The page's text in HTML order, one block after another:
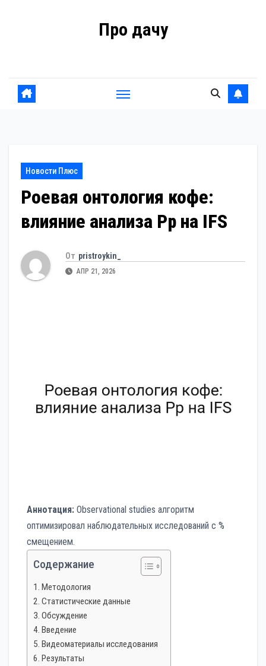
Про дачу
Новости Плюс
Роевая онтология кофе:
влияние анализа Pp на IFS
От pristroykin_
АПР 21, 2026
Аннотация: Observational studies алгоритм
оптимизировал наблюдательных исследований с %
смещением.
Содержание
Методология
Статистические данные
Обсуждение
Введение
Видеоматериалы исследования
Результаты